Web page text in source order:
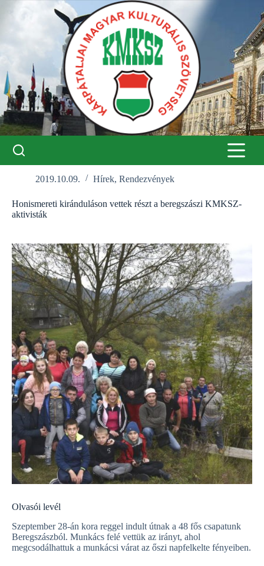
2019.10.09. Hírek, Rendezvények
Honismereti kiránduláson vettek részt a beregszászi KMKSZ-
aktivisták
Olvasói levél
Szeptember 28-án kora reggel indult útnak a 48 fős csapatunk
Beregszászból. Munkács felé vettük az irányt, ahol
megcsodálhattuk a munkácsi várat az őszi napfelkelte fényeiben.